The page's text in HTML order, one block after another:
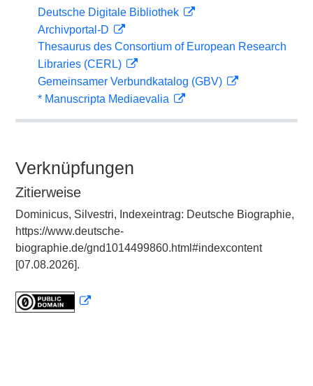
Deutsche Digitale Bibliothek
Archivportal-D
Thesaurus des Consortium of European Research
Libraries (CERL)
Gemeinsamer Verbundkatalog (GBV)
* Manuscripta Mediaevalia
Verknüpfungen
Zitierweise
Dominicus, Silvestri, Indexeintrag: Deutsche Biographie,
https://www.deutsche-
biographie.de/gnd1014499860.html#indexcontent
[07.08.2026].